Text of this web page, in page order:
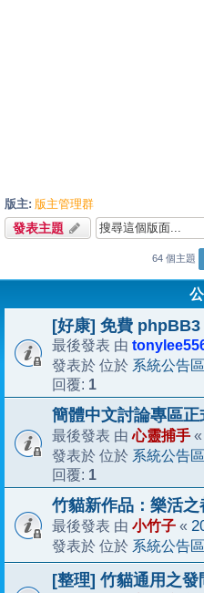
版主: 版主管理群
發表主題
64 個主題
[好康] 免費 phpBB3
最後發表 由
發表於 位於 系統公告區
回覆: 1
簡體中文討論專區正
最後發表 由心靈捕手 «
發表於 位於 系統公告區
回覆: 1
竹貓新作品：樂活
最後發表 由 小竹子 «
發表於 位於 系統公告區
[整理] 竹貓通用之發